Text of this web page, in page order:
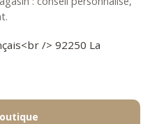
/> 92250 La